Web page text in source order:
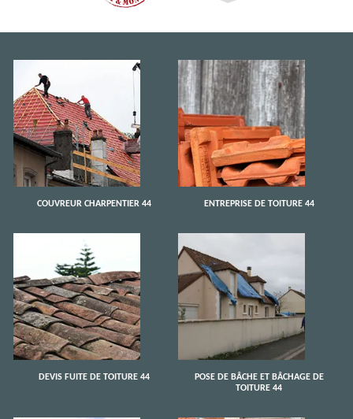
COUVREUR CHARPENTIER 44 ENTREPRISE DE TOITURE 44
DEVIS FUITE DE TOITURE 44
POSE DE BÂCHE ET BÂCHAGE DE
TOITURE 44